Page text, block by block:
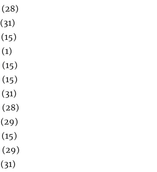
(28)
(31)
(15)
(1)
(15)
(15)
(31)
(28)
(29)
(15)
(29)
(31)